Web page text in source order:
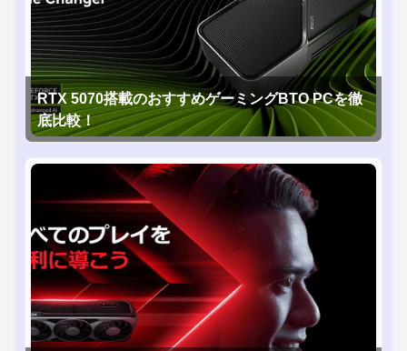
RTX 5070搭載のおすすめゲーミングBTO PCを徹
底比較！